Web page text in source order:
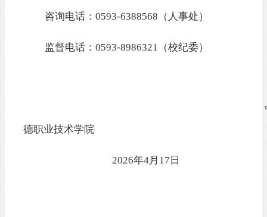
咨询电话：0593-6388568 （人事处）
监督电话：0593-8986321 （校纪委）
德职业技术学院
2026年4月 17 日